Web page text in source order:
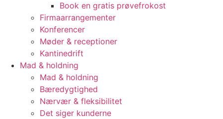
Book en gratis prøvefrokost
Firmaarrangementer
Konferencer
Møder & receptioner
Kantinedrift
Mad & holdning
Mad & holdning
Bæredygtighed
Nærvær & fleksibilitet
Det siger kunderne